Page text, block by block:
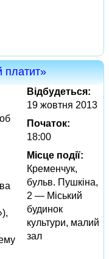
платит»
Відбудеться:
19 жовтня 2013
Початок:
18:00
Місце події:
Кременчук,
бульв. Пушкіна,
2 — Міський
будинок
культури, малий
зал